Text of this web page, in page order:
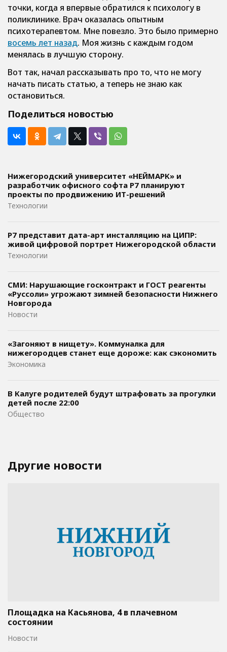
точки, когда я впервые обратился к психологу в
поликлинике. Врач оказалась опытным
психотерапевтом. Мне повезло. Это было примерно
восемь лет назад. Моя жизнь с каждым годом
менялась в лучшую сторону.
Вот так, начал рассказывать про то, что не могу
начать писать статью, а теперь не знаю как
остановиться.
Поделиться новостью
Нижегородский университет «НЕЙМАРК» и
разработчик офисного софта P7 планируют
проекты по продвижению ИТ-решений
Технологии
Р7 представит дата-арт инсталляцию на ЦИПР:
живой цифровой портрет Нижегородской области
Технологии
СМИ: Нарушающие госконтракт и ГОСТ реагенты
«Руссоли» угрожают зимней безопасности Нижнего
Новгорода
Новости
«Загоняют в нищету». Коммуналка для
нижегородцев станет еще дороже: как сэкономить
Экономика
В Калуге родителей будут штрафовать за прогулки
детей после 22:00
Общество
Другие новости
Площадка на Касьянова, 4 в плачевном
состоянии
Новости